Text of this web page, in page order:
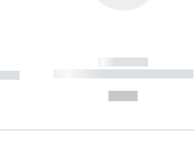
------------
----------- ----------- ----------